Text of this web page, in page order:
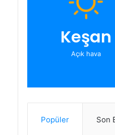
Keşan
Açık hava
Popüler Son